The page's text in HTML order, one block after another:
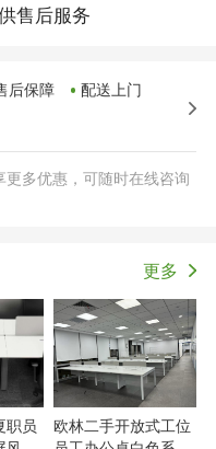
售后服务
后保障
配送上门
多优惠，可随时在线咨询
更多
职员
欧林二手开放式工位